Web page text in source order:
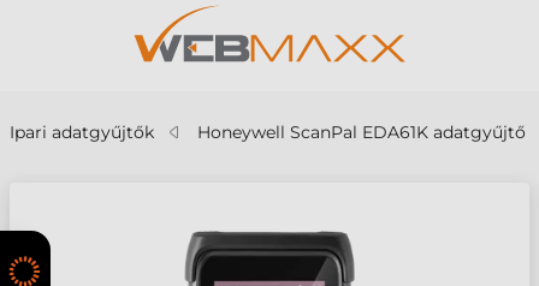
Ipari adatgyűjtők Honeywell ScanPal EDA61K adatgyűjtő